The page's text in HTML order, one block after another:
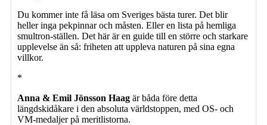
Du kommer inte få läsa om Sveriges bästa turer. Det blir
heller inga pekpinnar och måsten. Eller en lista på hemliga
smultron-ställen. Det här är en guide till en större och starkare
upplevelse än så: friheten att uppleva naturen på sina egna
villkor.
*
Anna & Emil Jönsson Haag är båda före detta
längdskidåkare i den absoluta världstoppen, med OS- och
VM-medaljer på meritlistorna.